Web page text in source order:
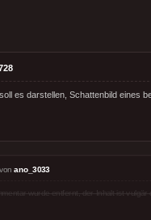
es darstellen, Schattenbild eines
vonano_3033
wurde entfernt, der Inhalt ist vulgär